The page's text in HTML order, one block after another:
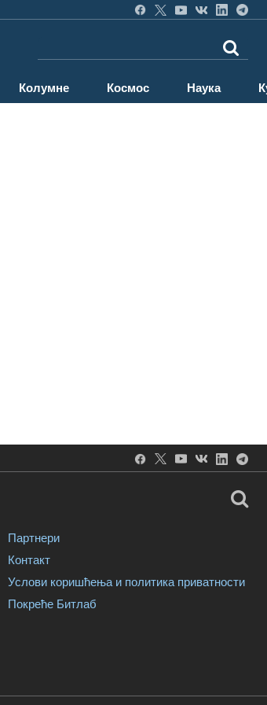
Колумне Космос Наука
Партнери
Контакт
Услови коришћења и политика приватности
Покреће Битлаб